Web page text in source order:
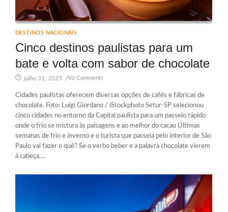
DESTINOS NACIONAIS
Cinco destinos paulistas para um
bate e volta com sabor de chocolate
julho 31, 2025 /No Comments
Cidades paulistas oferecem diversas opções de cafés e fábricas de
chocolate. Foto: Luigi Giordano / iStockphoto Setur-SP selecionou
cinco cidades no entorno da Capital paulista para um passeio rápido
onde o frio se mistura às paisagens e ao melhor do cacau Últimas
semanas de frio e inverno e o turista que passeia pelo interior de São
Paulo vai fazer o quê? Se o verbo beber e a palavra chocolate vierem
à cabeça,...